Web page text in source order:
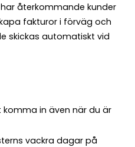
återkommande kunder
fakturor i förväg och
skickas automatiskt vid
in även när du är
vackra dagar på